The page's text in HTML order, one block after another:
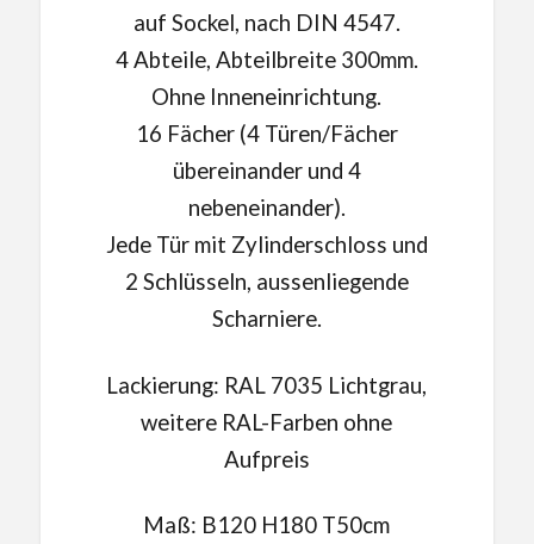
auf Sockel, nach DIN 4547.
4 Abteile, Abteilbreite 300mm.
Ohne Inneneinrichtung.
16 Fächer (4 Türen/Fächer
übereinander und 4
nebeneinander).
Jede Tür mit Zylinderschloss und
2 Schlüsseln, aussenliegende
Scharniere.
Lackierung: RAL 7035 Lichtgrau,
weitere RAL-Farben ohne
Aufpreis
Maß: B120 H180 T50cm